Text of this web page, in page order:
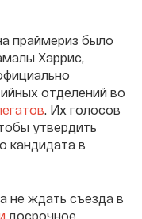
праймериз было
Харрис,
отделений во
. Их голосов
утвердить
кандидата в
не ждать съезда в
досрочное